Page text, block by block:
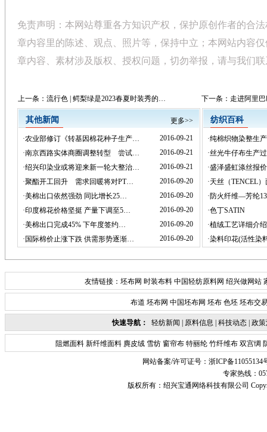
免责声明：本网站尊重各方知识产权，保护原创作者的合
章内容里的陈述、观点、照片等，保持中立；本网站内容
章内容、素材涉及版权、授权问题，切勿举报，请与我们联
上一条： 流行色 | 鳄梨绿是2023春夏时装秀的… 下一条： 走进阿里
其他新闻 更多>>
·农业部修订《转基因棉花种子生产…
2016-09-21
·南京西路实体商圈调整转型 尝试…
2016-09-21
·绍兴印染业或将迎来新一轮大整治…
2016-09-21
·聚酯开工回升 需求回暖将对PT…
2016-09-20
·美棉出口依然强劲 同比增长25…
2016-09-20
·印度棉花价格坚挺 产量下调至5…
2016-09-20
·美棉出口完成45% 下年度签约…
2016-09-20
· 国际棉价止涨下跌 供需形势逐渐… 2016-09-20
纺织百科
·纯棉织物染整生
·丝光牛仔布生产
·盛泽盛虹涤丝报
·天丝（TENCEL
·防火纤维—芳纶
·色丁SATIN
·植绒工艺详细介绍
·染料印花(活性染
友情链接： 坯布网 时装布料 中国轻纺原料网 绍兴做网站
布道 坯布网 中国坯布网 坯布 色坯 坯布交
快速导航： 轻纺新闻 原料信息 科技动态| 政
阻燃面料新纤维面料麂皮绒雪纺窗帘布特丽纶竹纤维布双宫绸
网站备案/许可证号： 浙ICP备11055134
专家热线：
版权所有： 绍兴宝通网络科技有限公司